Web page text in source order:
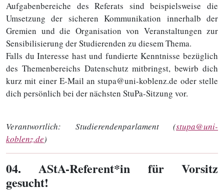
Aufgabenbereiche des Referats sind beispielsweise die
Umsetzung der sicheren Kommunikation innerhalb der
Gremien und die Organisation von Veranstaltungen zur
Sensibilisierung der Studierenden zu diesem Thema.
Falls du Interesse hast und fundierte Kenntnisse bezüglich
des Themenbereichs Datenschutz mitbringst, bewirb dich
kurz mit einer E-Mail an stupa@uni-koblenz.de oder stelle
dich persönlich bei der nächsten StuPa-Sitzung vor.
Verantwortlich: Studierendenparlament (stupa@uni-
koblenz.de)
04. AStA-Referent*in für Vorsitz
gesucht!